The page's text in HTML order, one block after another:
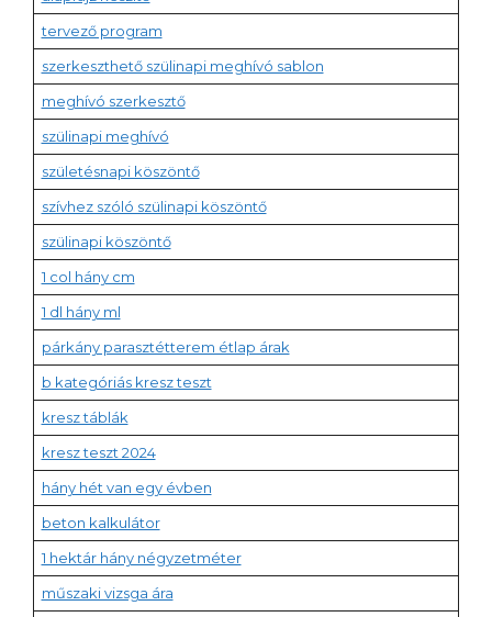
tervező program
szerkeszthető szülinapi meghívó sablon
meghívó szerkesztő
szülinapi meghívó
születésnapi köszöntő
szívhez szóló szülinapi köszöntő
szülinapi köszöntő
1 col hány cm
1 dl hány ml
párkány parasztétterem étlap árak
b kategóriás kresz teszt
kresz táblák
kresz teszt 2024
hány hét van egy évben
beton kalkulátor
1 hektár hány négyzetméter
műszaki vizsga ára